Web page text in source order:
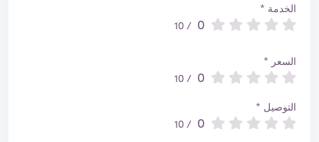
الخدمة *
0
/ 10
السعر *
0
/ 10
التوصيل *
0
/ 10